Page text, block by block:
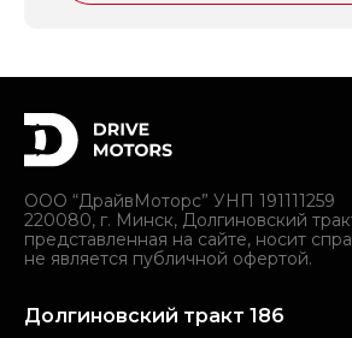
ООО “ДрайвМоторс” УНП 191111259
220080, г. Минск, Долгиновский
представленная на сайте, носит
не является публичной офертой.
Долгиновский тракт 186